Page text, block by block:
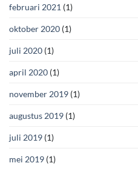
februari 2021 (1)
oktober 2020 (1)
juli 2020 (1)
april 2020 (1)
november 2019 (1)
augustus 2019 (1)
juli 2019 (1)
mei 2019 (1)